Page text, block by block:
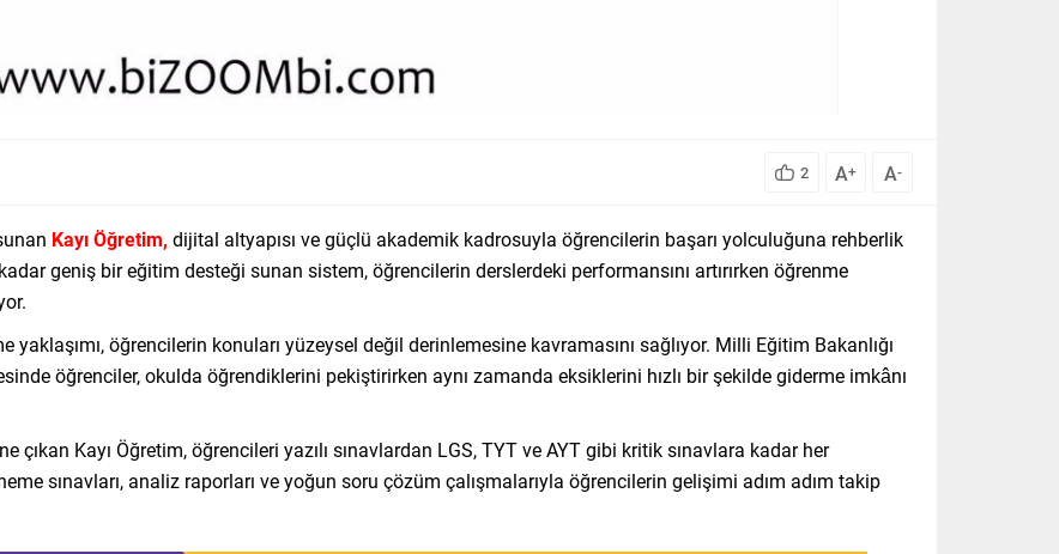
2 A+ A-
Kayı Öğretim, dijital altyapısı ve güçlü akademik kadrosuyla öğrencilerin başarı yolculuğuna rehberlik
geniş bir eğitim desteği sunan sistem, öğrencilerin derslerdeki performansını artırırken öğrenme
yaklaşımı, öğrencilerin konuları yüzeysel değil derinlemesine kavramasını sağlıyor. Milli Eğitim Bakanlığı
öğrenciler, okulda öğrendiklerini pekiştirirken aynı zamanda eksiklerini hızlı bir şekilde giderme imkânı
çıkan Kayı Öğretim, öğrencileri yazılı sınavlardan LGS, TYT ve AYT gibi kritik sınavlara kadar her
sınavları, analiz raporları ve yoğun soru çözüm çalışmalarıyla öğrencilerin gelişimi adım adım takip